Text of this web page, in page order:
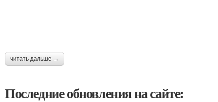
читать дальше →
Последние обновления на сайте: